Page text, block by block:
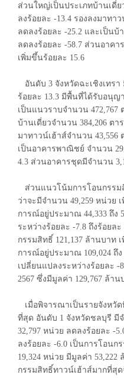
ส่วนใหญ่เป็นประเภทบ้านเดี่ย
ลงร้อยละ -13.4 รองลงมาทา
ลดลงร้อยละ -25.2 และเป็นบ้
ลดลงร้อยละ -58.7 ส่วนอาคา
เพิ่มขึ้นร้อยละ 15.6
อันดับ 3 จังหวัดฉะเชิงเทรา
ร้อยละ 13.3 มีพื้นที่ได้รับอนุญ
เป็นแนวราบจำนวน 472,767
บ้านเดี่ยวจำนวน 384,206 ตา
มาทาวน์เฮ้าส์จำนวน 43,556
เป็นอาคารพาณิชย์ จำนวน
4.3 ส่วนอาคารชุดมีจำนวน
ส่วนแนวโน้มการโอนกรรม
ว่าจะมีจำนวน 49,259 หน่วย
การณ์อยู่ประมาณ 44,333 ถึง
ระหว่างร้อยละ -7.8 ถึงร้อยล
กรรมสิทธิ์ 121,137 ล้านบาท
การณ์อยู่ประมาณ 109,024 ถึ
เปลี่ยนแปลงระหว่างร้อยละ -
2567 ซึ่งมีมูลค่า 129,767 ล้าน
เมื่อพิจารณาเป็นรายจังหวั
ที่สุด อันดับ 1 จังหวัดชลบุรี มี
32,797 หน่วย ลดลงร้อยละ -
ลงร้อยละ -6.0 เป็นการโอน
19,324 หน่วย มีมูลค่า
กรรมสิทธิ์ทาวน์เฮ้าส์มากที่สุ